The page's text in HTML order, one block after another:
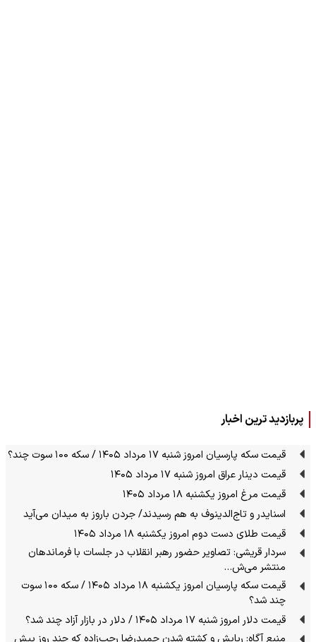
پربازدید ترین اخبار
قیمت سکه پارسیان امروز شنبه ۱۷ مرداد ۱۴۰۵ / سکه ۱۰۰ سوت چند؟
قیمت دینار عراق امروز شنبه ۱۷ مرداد ۱۴۰۵
قیمت مرغ امروز یکشنبه ۱۸ مرداد ۱۴۰۵
اسنایدر و تاج‌الدینوف به هم رسیدند/ جردن باروز به میدان می‌آید
قیمت طلای دست دوم امروز یکشنبه ۱۸ مرداد ۱۴۰۵
سردار قریشی: تصاویر حضور رهبر انقلاب در جلسات با فرماندهان
منتشر می‌ش…
قیمت سکه پارسیان امروز یکشنبه ۱۸ مرداد ۱۴۰۵ / سکه ۱۰۰ سوت
چند شد؟
قیمت دلار امروز شنبه ۱۷ مرداد ۱۴۰۵ / دلار در بازار آزاد چند شد؟
منبع آگاه: ربایش و کشته شدن حمیدرضا رجب‌زاده که چند روز پیش